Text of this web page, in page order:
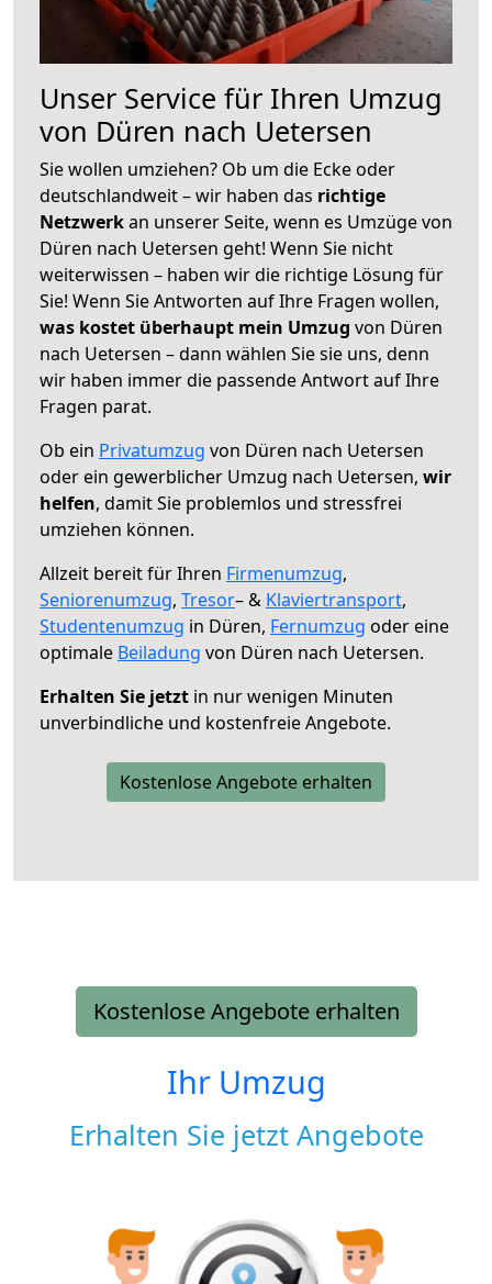
Unser Service für Ihren Umzug
von Düren nach Uetersen
Sie wollen umziehen? Ob um die Ecke oder
deutschlandweit – wir haben das richtige
Netzwerkan unserer Seite, wenn es Umzüge von
Düren nach Uetersen geht! Wenn Sie nicht
weiterwissen – haben wir die richtige Lösung für
Sie! Wenn Sie Antworten auf Ihre Fragen wollen,
was kostet überhaupt mein Umzug von Düren
nach Uetersen – dann wählen Sie sie uns, denn
wir haben immer die passende Antwort auf Ihre
Fragen parat.
Ob ein Privatumzug von Düren nach Uetersen
oder ein gewerblicher Umzug nach Uetersen, wir
helfen, damit Sie problemlos und stressfrei
umziehen können.
Allzeit bereit für Ihren Firmenumzug,
Seniorenumzug, Tresor– & Klaviertransport,
Studentenumzug in Düren, Fernumzug oder eine
optimale Beiladung von Düren nach Uetersen.
Erhalten Sie jetzt in nur wenigen Minuten
unverbindliche und kostenfreie Angebote.
Kostenlose Angebote erhalten
Kostenlose Angebote erhalten
Ihr Umzug
Erhalten Sie jetzt Angebote